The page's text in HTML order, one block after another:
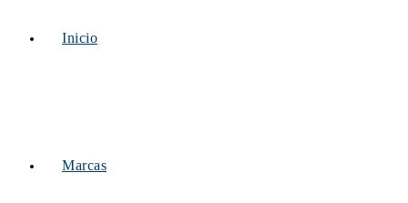
Inicio
Marcas